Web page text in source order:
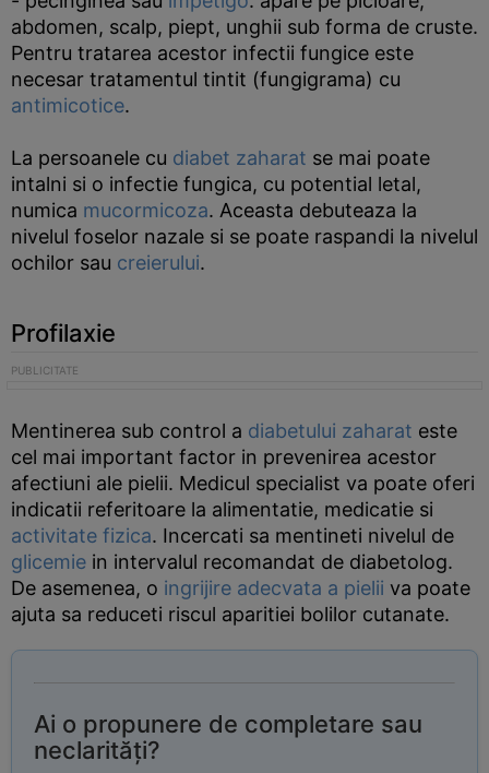
abdomen, scalp, piept, unghii sub forma de cruste.
Pentru tratarea acestor infectii fungice este
necesar tratamentul tintit (fungigrama) cu
antimicotice.
La persoanele cu diabet zaharat se mai poate
intalni si o infectie fungica, cu potential letal,
numica mucormicoza. Aceasta debuteaza la
nivelul foselor nazale si se poate raspandi la nivelul
ochilor sau creierului.
Profilaxie
Mentinerea sub control a diabetului zaharat este
cel mai important factor in prevenirea acestor
afectiuni ale pielii. Medicul specialist va poate oferi
indicatii referitoare la alimentatie, medicatie si
activitate fizica. Incercati sa mentineti nivelul de
glicemie in intervalul recomandat de diabetolog.
De asemenea, o ingrijire adecvata a pielii va poate
ajuta sa reduceti riscul aparitiei bolilor cutanate.
Ai o propunere de completare sau
neclarități?